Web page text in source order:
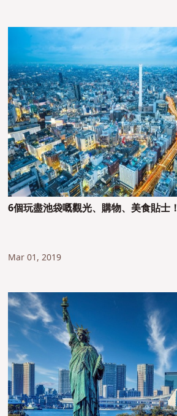
6個玩盡池袋嘅觀光、購物、美食貼士！
Mar 01, 2019